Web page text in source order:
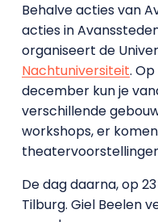
Behalve acties van
acties in
organiseert de
Nachtuniversiteit.
december kun je
verschillende
workshops, er
De dag daarna, op
Tilburg. Giel Beelen